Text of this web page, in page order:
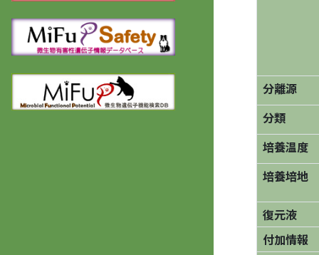
分離源
分類
培養温度
培養培地
復元液
付加情報